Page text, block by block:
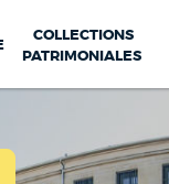
COLLECTIONS
PATRIMONIALES